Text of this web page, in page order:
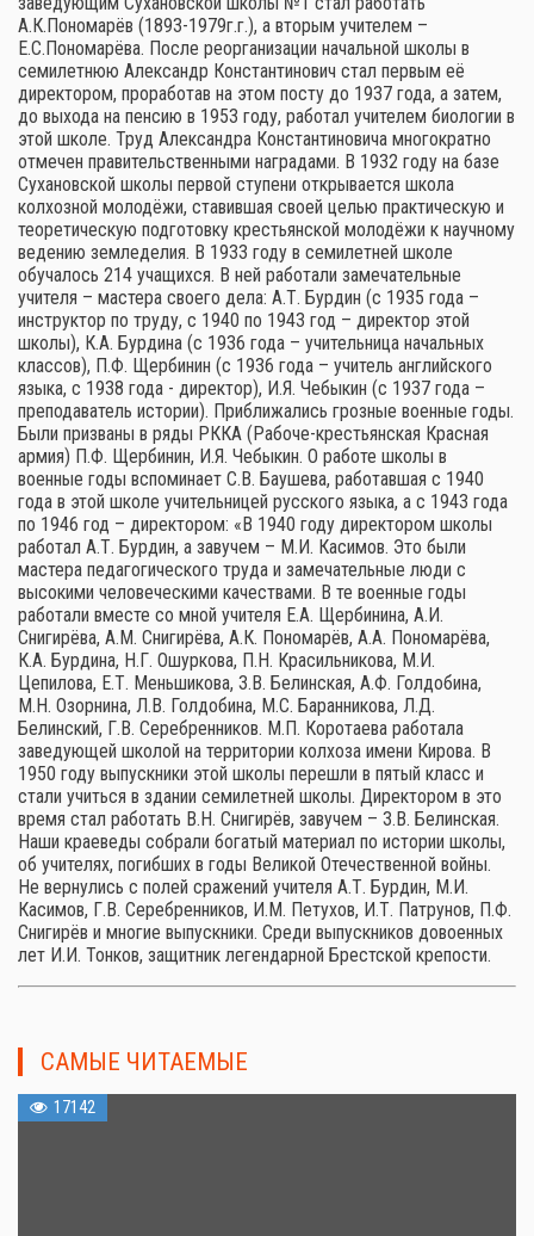
А.К.Пономарёв (1893-1979г.г.), а вторым учителем –
Е.С.Пономарёва. После реорганизации начальной школы в
семилетнюю Александр Константинович стал первым её
директором, проработав на этом посту до 1937 года, а затем,
до выхода на пенсию в 1953 году, работал учителем биологии в
этой школе. Труд Александра Константиновича многократно
отмечен правительственными наградами. В 1932 году на базе
Сухановской школы первой ступени открывается школа
колхозной молодёжи, ставившая своей целью практическую и
теоретическую подготовку крестьянской молодёжи к научному
ведению земледелия. В 1933 году в семилетней школе
обучалось 214 учащихся. В ней работали замечательные
учителя – мастера своего дела: А.Т. Бурдин (с 1935 года –
инструктор по труду, с 1940 по 1943 год – директор этой
школы), К.А. Бурдина (с 1936 года – учительница начальных
классов), П.Ф. Щербинин (с 1936 года – учитель английского
языка, с 1938 года - директор), И.Я. Чебыкин (с 1937 года –
преподаватель истории). Приближались грозные военные годы.
Были призваны в ряды РККА (Рабоче-крестьянская Красная
армия) П.Ф. Щербинин, И.Я. Чебыкин. О работе школы в
военные годы вспоминает С.В. Баушева, работавшая с 1940
года в этой школе учительницей русского языка, а с 1943 года
по 1946 год – директором: «В 1940 году директором школы
работал А.Т. Бурдин, а завучем – М.И. Касимов. Это были
мастера педагогического труда и замечательные люди с
высокими человеческими качествами. В те военные годы
работали вместе со мной учителя Е.А. Щербинина, А.И.
Снигирёва, А.М. Снигирёва, А.К. Пономарёв, А.А. Пономарёва,
К.А. Бурдина, Н.Г. Ошуркова, П.Н. Красильникова, М.И.
Цепилова, Е.Т. Меньшикова, З.В. Белинская, А.Ф. Голдобина,
М.Н. Озорнина, Л.В. Голдобина, М.С. Баранникова, Л.Д.
Белинский, Г.В. Серебренников. М.П. Коротаева работала
заведующей школой на территории колхоза имени Кирова. В
1950 году выпускники этой школы перешли в пятый класс и
стали учиться в здании семилетней школы. Директором в это
время стал работать В.Н. Снигирёв, завучем – З.В. Белинская.
Наши краеведы собрали богатый материал по истории школы,
об учителях, погибших в годы Великой Отечественной войны.
Не вернулись с полей сражений учителя А.Т. Бурдин, М.И.
Касимов, Г.В. Серебренников, И.М. Петухов, И.Т. Патрунов, П.Ф.
Снигирёв и многие выпускники. Среди выпускников довоенных
лет И.И. Тонков, защитник легендарной Брестской крепости.
САМЫЕ ЧИТАЕМЫЕ
17142